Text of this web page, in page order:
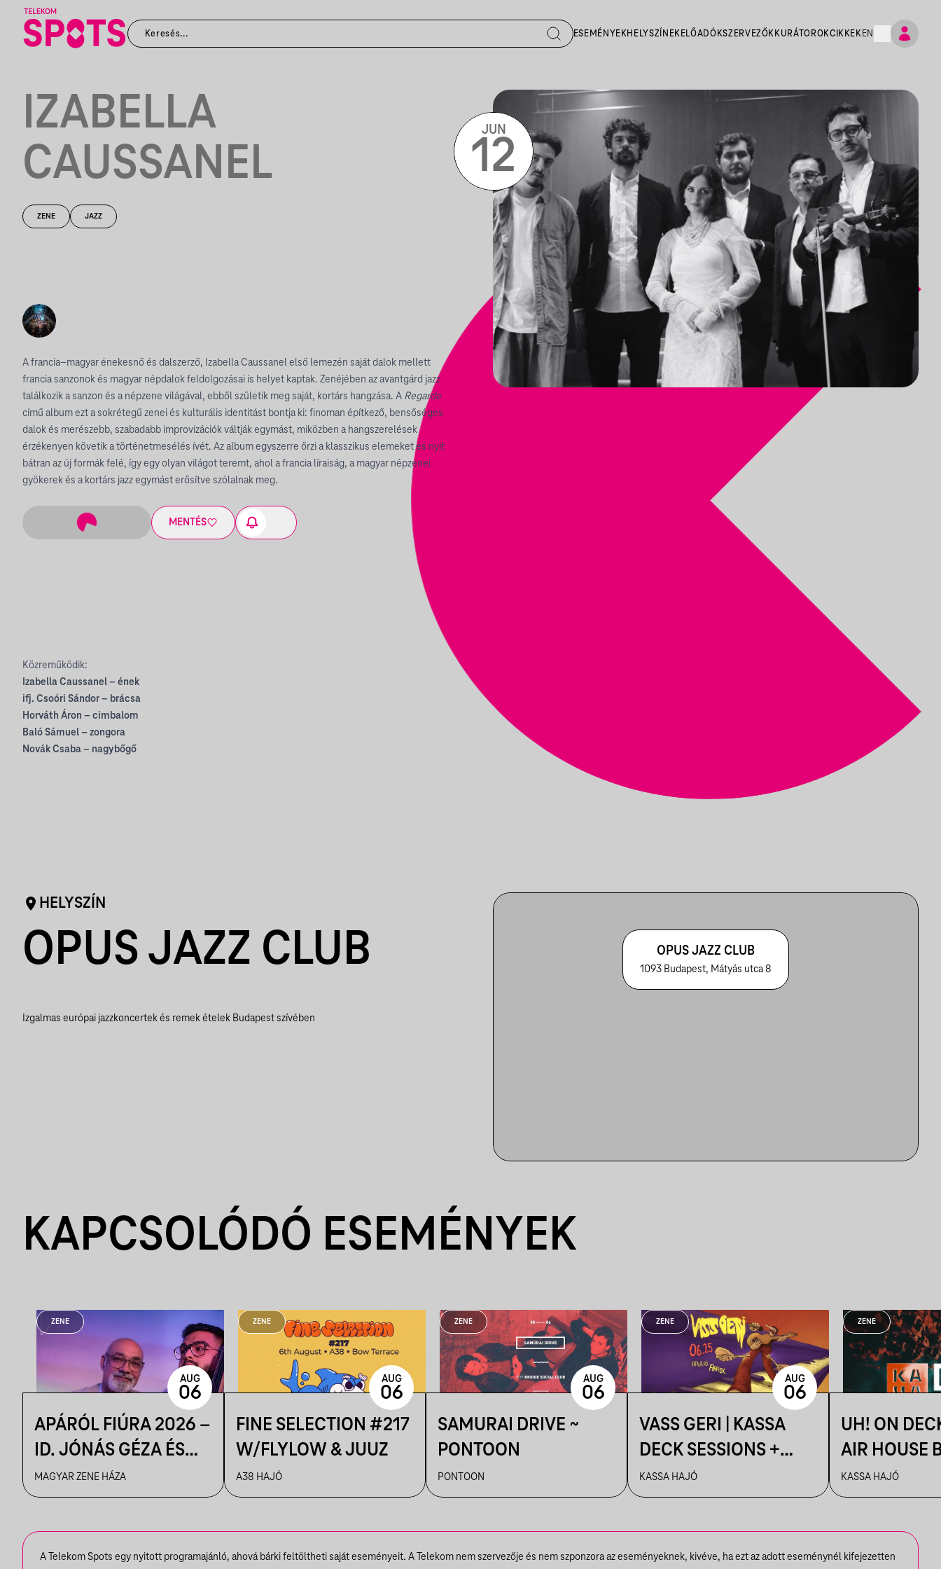
ESEMÉNYEKHELYSZÍNEK ELŐADÓKSZERVEZŐK KURÁTOROKCIKKEK EN
IZABELLA
CAUSSANEL
ZENE JAZZ
A francia–magyar énekesnő és dalszerző, Izabella Caussanel első lemezén saját dalok mellett
francia sanzonok és magyar népdalok feldolgozásai is helyet kaptak. Zenéjében az avantgárd jazz
találkozik a sanzon és a népzene világával, ebből születik meg saját, kortárs hangzása. A Regarde
című album ezt a sokrétegű zenei és kulturális identitást bontja ki: finoman építkező, bensőséges
dalok és merészebb, szabadabb improvizációk váltják egymást, miközben a hangszerelések
érzékenyen követik a történetmesélés ívét. Az album egyszerre őrzi a klasszikus elemeket és nyit
bátran az új formák felé, így egy olyan világot teremt, ahol a francia líraiság, a magyar népzenei
gyökerek és a kortárs jazz egymást erősítve szólalnak meg.
MENTÉS
JUN
12
Közreműködik:
Izabella Caussanel – ének
ifj. Csoóri Sándor – brácsa
Horváth Áron – cimbalom
Baló Sámuel – zongora
Novák Csaba – nagybőgő
HELYSZÍN
OPUS JAZZ CLUB
Izgalmas európai jazzkoncertek és remek ételek Budapest szívében
OPUS JAZZ CLUB
1093 Budapest, Mátyás utca 8
KAPCSOLÓDÓ ESEMÉNYEK
ZENE
APÁRÓL FIÚRA 2026 –
ID. JÓNÁS GÉZA ÉS
ZENEKARA & IFJ.
JÓNÁS GÉZA ÉS
ZENEKARA, VENDÉG:
ROBY LAKATOS,
MAGYAR ZENE HÁZA
AUG
06
ZENE
FINE SELECTION #217
W/FLYLOW & JUUZ
A38 HAJÓ
AUG
06
ZENE
SAMURAI DRIVE ~
PONTOON
PONTOON
AUG
06
ZENE
VASS GERI | KASSA
DECK SESSIONS +
AFTER: AHAOK.
KASSA HAJÓ
AUG
06
ZENE
UH! ON
AIR HOUSE
SESSIONS
KASSA HAJÓ
A Telekom Spots egy nyitott programajánló, ahová bárki feltöltheti saját eseményeit. A Telekom nem szervezője és nem szponzora az eseményeknek, kivéve, ha ezt az adott eseménynél kifejezetten